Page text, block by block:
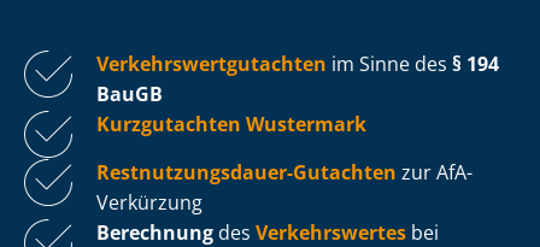
Ver­kehrs­wert­gut­ach­ten im Sinne des § 194
BauGB
Kurzgutachten Wustermark
Rest­nut­zungs­dau­er-Gutachten zur AfA-
Verkürzung
Berechnung des Verkehrswertes bei